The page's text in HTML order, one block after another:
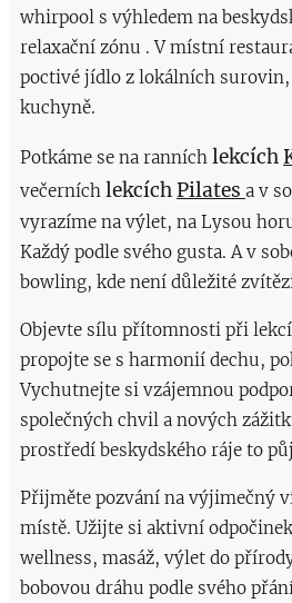
whirpool s výhledem na
relaxační zónu . V místní
poctivé jídlo z lokálních
kuchyně.
Potkáme se na ranních lekcích
večerních lekcíchPilates a v
vyrazíme na výlet, na Lysou
Každý podle svého gusta. A v
bowling, kde není důležité
Objevte sílu přítomnosti při
propojte se s harmonií dechu,
Vychutnejte si vzájemnou
společných chvil a nových
prostředí beskydského ráje to
Přijměte pozvání na výjimečný
místě. Užijte si aktivní
wellness, masáž, výlet do
bobovou dráhu podle svého